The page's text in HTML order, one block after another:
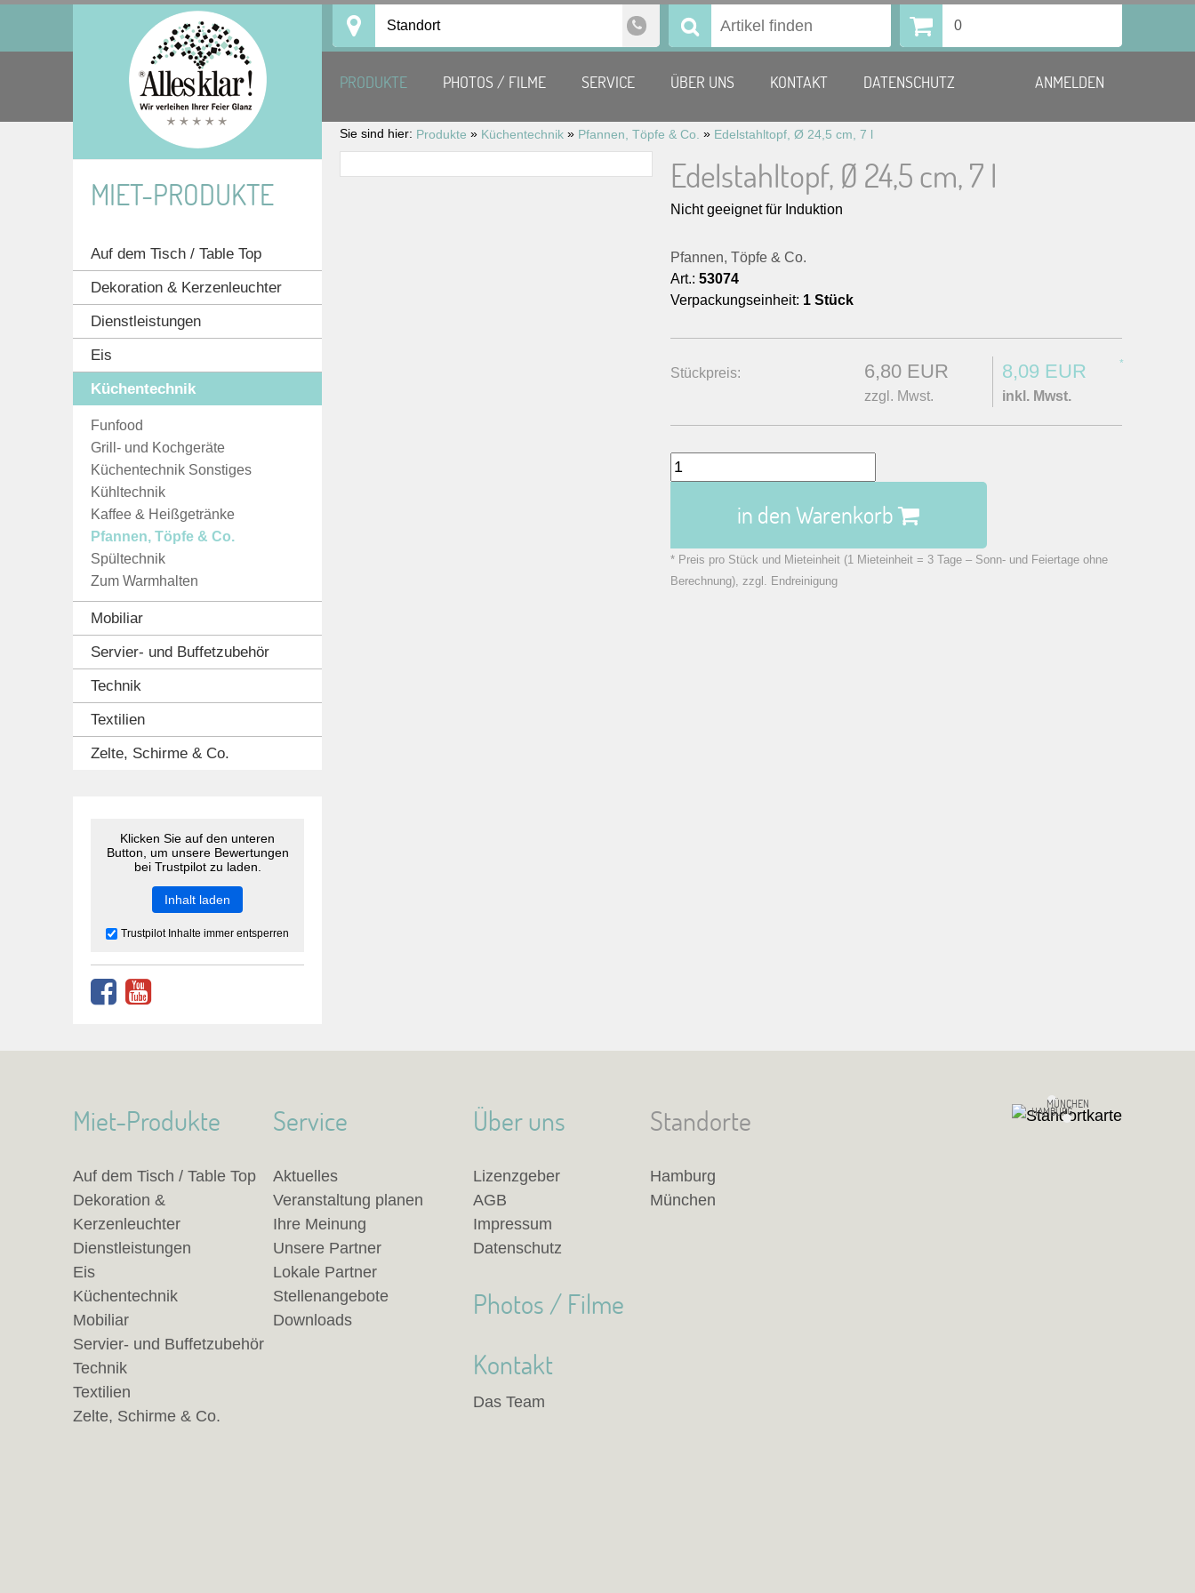
Standort Suchen 0
PRODUKTE PHOTOS / FILME SERVICE ÜBER UNS KONTAKT DATENSCHUTZ ANMELDEN
Sie sind hier: Produkte » Küchentechnik » Pfannen, Töpfe & Co. » Edelstahltopf, Ø 24,5 cm, 7 l
Edelstahltopf, Ø 24,5 cm, 7 l
Nicht geeignet für Induktion
Pfannen, Töpfe & Co.
Art.: 53074
Verpackungseinheit: 1 Stück
Stückpreis: 6,80 EUR
zzgl. Mwst.
8,09 EUR *
inkl. Mwst.
in den Warenkorb
* Preis pro Stück und Mieteinheit (1 Mieteinheit = 3 Tage – Sonn- und Feiertage ohne
Berechnung), zzgl. Endreinigung
MIET-PRODUKTE
Auf dem Tisch / Table Top
Dekoration & Kerzenleuchter
Dienstleistungen
Eis
Küchentechnik
Funfood
Grill- und Kochgeräte
Küchentechnik Sonstiges
Kühltechnik
Kaffee & Heißgetränke
Pfannen, Töpfe & Co.
Spültechnik
Zum Warmhalten
Mobiliar
Servier- und Buffetzubehör
Technik
Textilien
Zelte, Schirme & Co.
Klicken Sie auf den unteren
Button, um unsere Bewertungen
bei Trustpilot zu laden.
Inhalt laden
Trustpilot Inhalte immer entsperren
Standorte
Hamburg
München
HAMBURG
MÜNCHEN
Miet-Produkte
Auf dem Tisch / Table Top
Dekoration &
Kerzenleuchter
Dienstleistungen
Eis
Küchentechnik
Mobiliar
Servier- und Buffetzubehör
Technik
Textilien
Zelte, Schirme & Co.
Service
Aktuelles
Veranstaltung planen
Ihre Meinung
Unsere Partner
Lokale Partner
Stellenangebote
Downloads
Über uns
Lizenzgeber
AGB
Impressum
Datenschutz
Photos / Filme
Kontakt
Das Team